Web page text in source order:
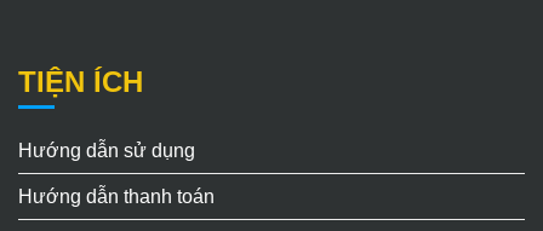
TIỆN ÍCH
Hướng dẫn sử dụng
Hướng dẫn thanh toán